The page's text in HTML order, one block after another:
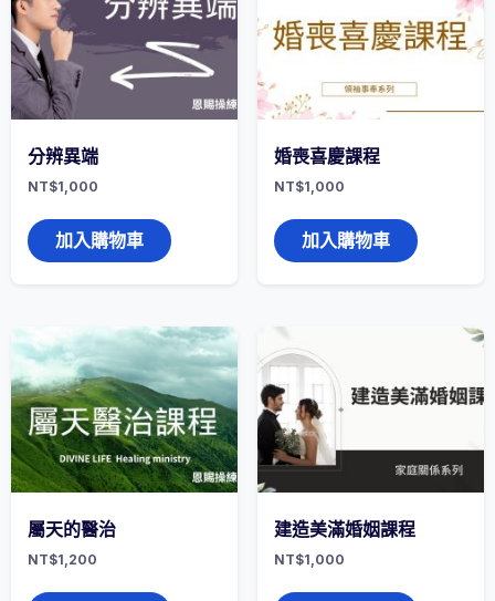
分辨異端
NT$1,000
加入購物車
婚喪喜慶課程
NT$1,000
加入購物車
屬天的醫治
NT$1,200
建造美滿婚姻課程
NT$1,000